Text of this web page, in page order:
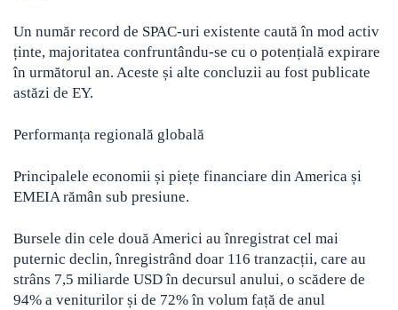
Un număr record de SPAC-uri existente caută în mod activ
ținte, majoritatea confruntându-se cu o potențială expirare
în următorul an. Aceste și alte concluzii au fost publicate
astăzi de EY.
Performanța regională globală
Principalele economii și piețe financiare din America și
EMEIA rămân sub presiune.
Bursele din cele două Americi au înregistrat cel mai
puternic declin, înregistrând doar 116 tranzacții, care au
strâns 7,5 miliarde USD în decursul anului, o scădere de
94% a veniturilor și de 72% în volum față de anul